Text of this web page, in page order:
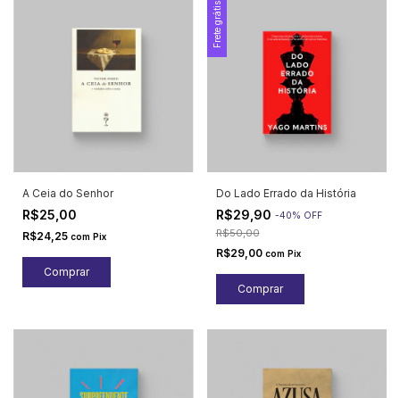
A Ceia do Senhor
R$25,00
R$24,25 com Pix
Frete grátis
Do Lado Errado da História
R$29,90 -40% OFF
R$50,00
R$29,00 com Pix